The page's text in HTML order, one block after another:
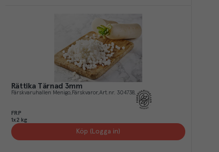
Rättika Tärnad 3mm
Färskvaruhallen Menigo Färskvaror Art.nr. 304738
FRP
1x2 kg
Köp (Logga in)